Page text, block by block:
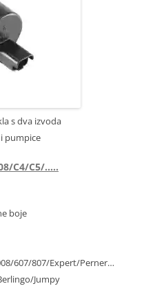
s dva izvoda
pumpice
C4/C5/…..
boje
607/807/Expert/Perner…
Jumpy